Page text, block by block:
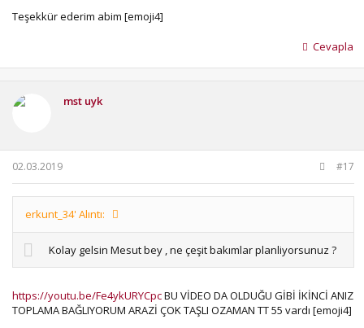
Teşekkür ederim abim [emoji4]
Cevapla
mst uyk
02.03.2019 #17
erkunt_34' Alıntı:
Kolay gelsin Mesut bey , ne çeşit bakımlar planliyorsunuz ?
https://youtu.be/Fe4ykURYCpcBU VİDEO DA OLDUĞU GİBİ İKİNCİ ANIZ
TOPLAMA BAĞLIYORUM ARAZİ ÇOK TAŞLI OZAMAN TT 55 vardı [emoji4]